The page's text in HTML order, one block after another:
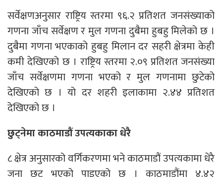
सर्वेक्षणअनुसार राष्ट्रिय स्तरमा ९६.२ प्रतिशत जनसंख्याको
गणना जाँच सर्वेक्षण र मुल गणना दुबैमा हुबहु मिलेको छ ।
दुबैमा गणना भएकाको हुबहु मिलान दर सहरी क्षेत्रमा केही
कमी देखिएको छ । राष्ट्रिय स्तरमा २.०९ प्रतिशत जनसंख्या
जाँच सर्वेक्षणमा गणना भएको र मुल गणनामा छुटेको
देखिएको छ । यो दर शहरी इलाकामा २.४४ प्रतिशत
देखिएको छ ।
छुट्नेमा काठमाडौं उपत्यकाका धेरै
८ क्षेत्र अनुसारको वर्गिकरणमा भने काठमाडौं उपत्यकामा धेरै